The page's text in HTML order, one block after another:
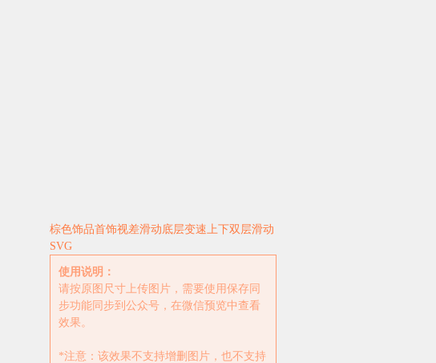
棕色饰品首饰视差滑动底层变速上下双层滑动
SVG
使用说明：
请按原图尺寸上传图片，需要使用保存同
步功能同步到公众号，在微信预览中查看
效果。
*注意：该效果不支持增删图片，也不支持